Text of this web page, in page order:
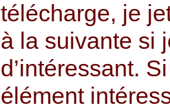
télécharge, je
à la suivante si
d’intéressant.
élément